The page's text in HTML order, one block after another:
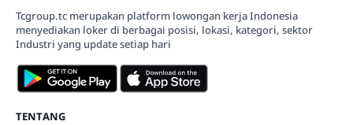
Tcgroup.tc merupakan platform lowongan kerja Indonesia
menyediakan loker di berbagai posisi, lokasi, kategori, sektor
Industri yang update setiap hari
TENTANG